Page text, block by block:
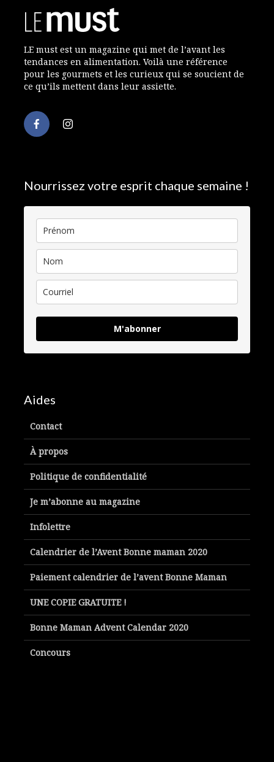
LE must est un magazine qui met de l’avant les
tendances en alimentation. Voilà une référence
pour les gourmets et les curieux qui se soucient de
ce qu’ils mettent dans leur assiette.
Nourrissez votre esprit chaque semaine !
M'abonner
Aides
Contact
À propos
Politique de confidentialité
Je m’abonne au magazine
Infolettre
Calendrier de l’Avent Bonne maman 2020
Paiement calendrier de l’avent Bonne Maman
UNE COPIE GRATUITE !
Bonne Maman Advent Calendar 2020
Concours